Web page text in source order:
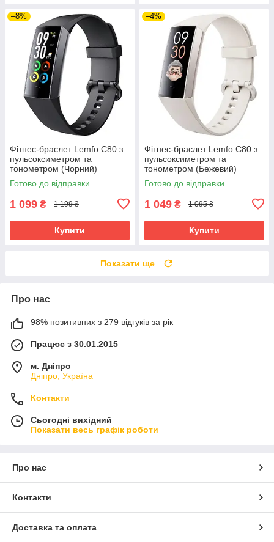
–8%
Фітнес-браслет Lemfo C80 з
пульсоксиметром та
тонометром (Чорний)
Готово до відправки
1 099 ₴ 1 199 ₴
Купити
–4%
Фітнес-браслет Lemfo C80 з
пульсоксиметром та
тонометром (Бежевий)
Готово до відправки
1 049 ₴ 1 095 ₴
Купити
Показати ще
Про нас
98% позитивних з 279 відгуків за рік
Працює з 30.01.2015
м. Дніпро
Дніпро, Україна
Контакти
Сьогодні вихідний
Показати весь графік роботи
Про нас
Контакти
Доставка та оплата